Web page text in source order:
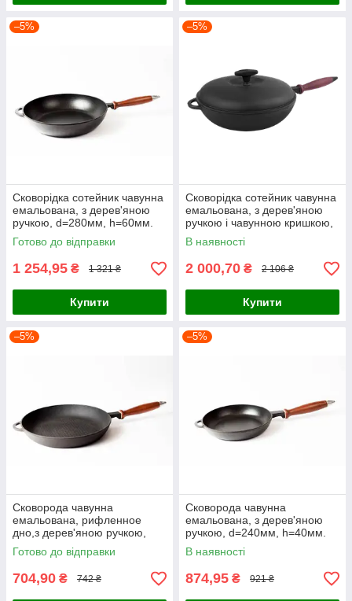
–5%
Сковорідка сотейник чавунна
емальована, з дерев'яною
ручкою, d=280мм, h=60мм.
Матово-чорна
Готово до відправки
1 254,95 ₴ 1 321 ₴
Купити
–5%
Сковорідка сотейник чавунна
емальована, з дерев'яною
ручкою і чавунною кришкою,
d=280мм, h=60мм. Матово-
чорна
В наявності
2 000,70 ₴ 2 106 ₴
Купити
–5%
Сковорода чавунна
емальована, рифленное
дно,з дерев'яною ручкою,
d=200мм, h=35мм. Матово-
чорна
Готово до відправки
704,90 ₴ 742 ₴
–5%
Сковорода чавунна
емальована, з дерев'яною
ручкою, d=240мм, h=40мм.
Матово-чорна
В наявності
874,95 ₴ 921 ₴